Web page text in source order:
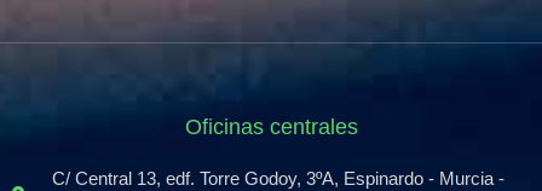
Oficinas centrales
C/ Central 13, edf. Torre Godoy, 3ºA, Espinardo - Murcia -